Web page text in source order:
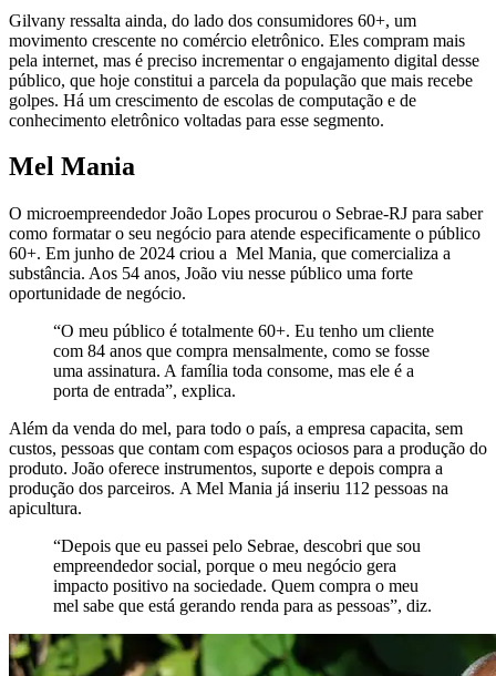
Gilvany ressalta ainda, do lado dos consumidores 60+, um
movimento crescente no comércio eletrônico. Eles compram mais
pela internet, mas é preciso incrementar o engajamento digital desse
público, que hoje constitui a parcela da população que mais recebe
golpes. Há um crescimento de escolas de computação e de
conhecimento eletrônico voltadas para esse segmento.
Mel Mania
O microempreendedor João Lopes procurou o Sebrae-RJ para saber
como formatar o seu negócio para atende especificamente o público
60+. Em junho de 2024 criou a Mel Mania, que comercializa a
substância. Aos 54 anos, João viu nesse público uma forte
oportunidade de negócio.
“O meu público é totalmente 60+. Eu tenho um cliente
com 84 anos que compra mensalmente, como se fosse
uma assinatura. A família toda consome, mas ele é a
porta de entrada”, explica.
Além da venda do mel, para todo o país, a empresa capacita, sem
custos, pessoas que contam com espaços ociosos para a produção do
produto. João oferece instrumentos, suporte e depois compra a
produção dos parceiros. A Mel Mania já inseriu 112 pessoas na
apicultura.
“Depois que eu passei pelo Sebrae, descobri que sou
empreendedor social, porque o meu negócio gera
impacto positivo na sociedade. Quem compra o meu
mel sabe que está gerando renda para as pessoas”, diz.